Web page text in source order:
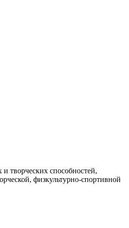
творческих способностей,
физкультурно-спортивной